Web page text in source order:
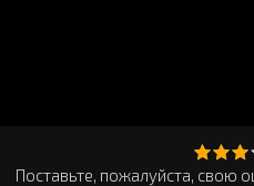
Поставьте, пожалуйста, свою